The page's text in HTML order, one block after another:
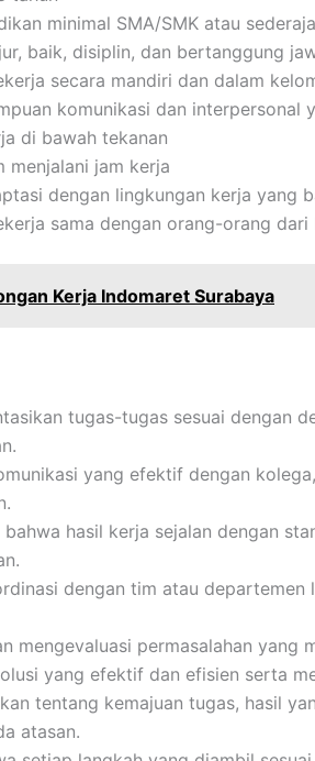
minimal SMA/SMK atau
baik, disiplin, dan bertanggung
secara mandiri dan dalam
komunikasi dan interpersonal
di bawah tekanan
menjalani jam kerja
dengan lingkungan kerja yang
sama dengan orang-orang
Kerja Indomaret Surabaya
tugas-tugas sesuai dengan
yang efektif dengan
hasil kerja sejalan dengan
dengan tim atau departemen
mengevaluasi permasalahan yang
yang efektif dan efisien serta
tentang kemajuan tugas, hasil
atasan.